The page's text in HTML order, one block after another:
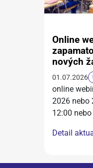
Online
nových
01.07.2026
online
2026 nebo
12:00
Detail